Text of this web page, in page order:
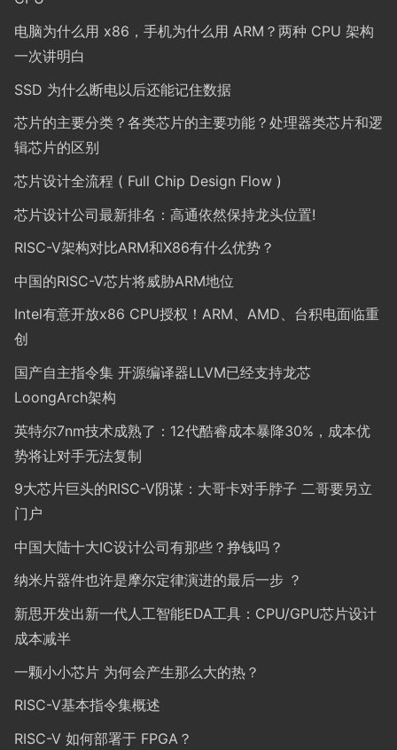
电脑为什么用 x86，手机为什么用 ARM？两种 CPU 架构
一次讲明白
SSD 为什么断电以后还能记住数据
芯片的主要分类？各类芯片的主要功能？处理器类芯片和逻
辑芯片的区别
芯片设计全流程 ( Full Chip Design Flow )
芯片设计公司最新排名：高通依然保持龙头位置!
RISC-V架构对比ARM和X86有什么优势？
中国的RISC-V芯片将威胁ARM地位
Intel有意开放x86 CPU授权！ARM、AMD、台积电面临重
创
国产自主指令集 开源编译器LLVM已经支持龙芯
LoongArch架构
英特尔7nm技术成熟了：12代酷睿成本暴降30%，成本优
势将让对手无法复制
9大芯片巨头的RISC-V阴谋：大哥卡对手脖子 二哥要另立
门户
中国大陆十大IC设计公司有那些？挣钱吗？
纳米片器件也许是摩尔定律演进的最后一步 ？
新思开发出新一代人工智能EDA工具：CPU/GPU芯片设计
成本减半
一颗小小芯片 为何会产生那么大的热？
RISC-V基本指令集概述
RISC-V 如何部署于 FPGA？